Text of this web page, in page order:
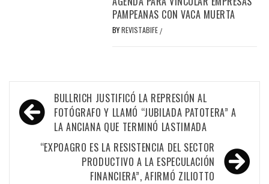
PAMPEANAS CON VACA MUERTA
BYREVISTABIFE /
Navegación
de
entradas
BULLRICH JUSTIFICÓ LA REPRESIÓN AL
FOTÓGRAFO Y LLAMÓ “JUBILADA PATOTERA” A
LA ANCIANA QUE TERMINÓ LASTIMADA
“EXPOAGRO ES LA RESISTENCIA DEL SECTOR
PRODUCTIVO A LA ESPECULACIÓN
FINANCIERA”, AFIRMÓ ZILIOTTO